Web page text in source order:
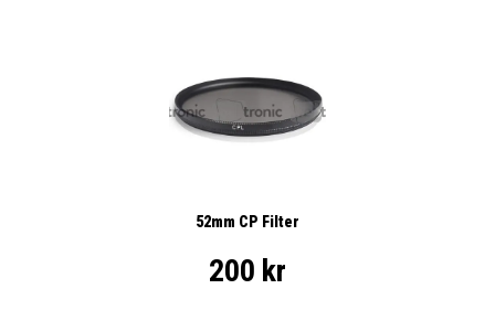
52mm CP Filter
200 kr